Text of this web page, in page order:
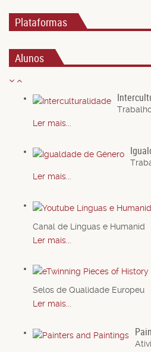
Plataformas
Alunos
Ler mais...
Ler mais...
Canal de Línguas e Humanid
Ler mais...
Selos de Qualidade Europeu
Ler mais...